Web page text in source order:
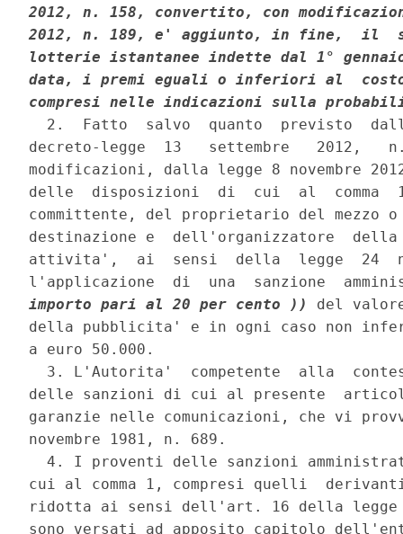
2012, n. 158, convertito, con
2012, n. 189, e' aggiunto, in fine,  il
lotterie istantanee indette dal 1°
data, i premi eguali o inferiori al
compresi nelle indicazioni sulla
2.  Fatto  salvo  quanto  previsto
decreto-legge  13   settembre   2012,
modificazioni, dalla legge 8 novembre
delle  disposizioni  di  cui  al  comma
committente, del proprietario del
destinazione e  dell'organizzatore
attivita',  ai  sensi  della  legge  24
l'applicazione  di  una  sanzione
importo pari al 20 per cento ))
del
della pubblicita' e in ogni caso non
a euro 50.000.
3. L'Autorita'  competente  alla
delle sanzioni di cui al presente
garanzie nelle comunicazioni, che vi
novembre 1981, n. 689.
4. I proventi delle sanzioni
cui al comma 1, compresi quelli
ridotta ai sensi dell'art. 16 della legge
sono versati ad apposito capitolo